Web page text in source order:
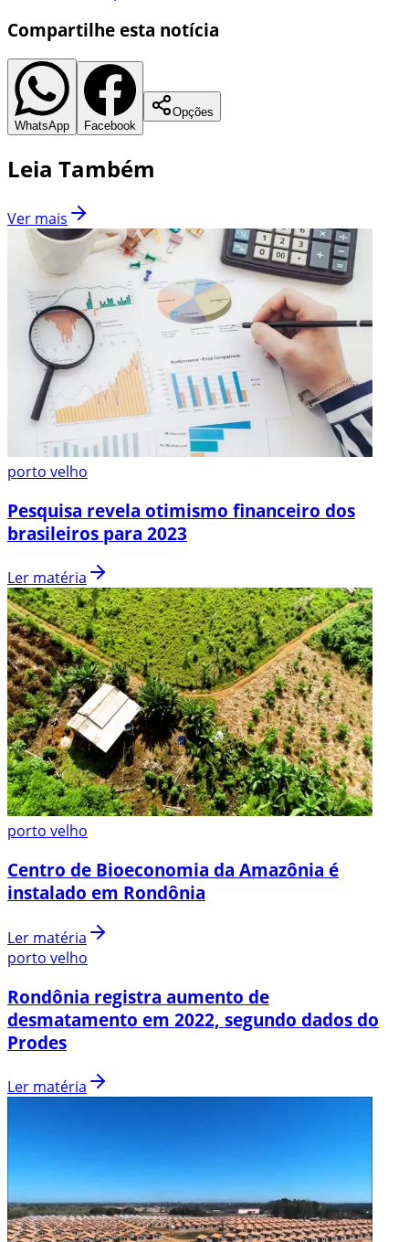
Compartilhe esta notícia
WhatsApp Facebook
Opções
Leia Também
Ver mais
porto velho
Pesquisa revela otimismo financeiro dos
brasileiros para 2023
Ler matéria
porto velho
Centro de Bioeconomia da Amazônia é
instalado em Rondônia
Ler matéria
porto velho
Rondônia registra aumento de
desmatamento em 2022, segundo dados do
Prodes
Ler matéria